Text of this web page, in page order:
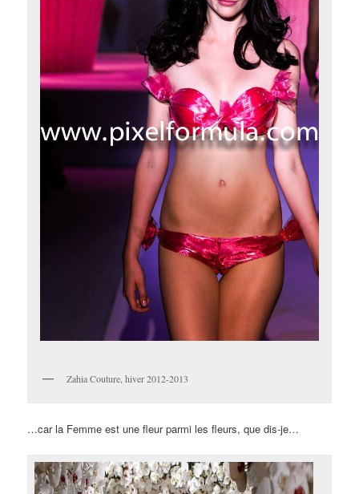
Zahia Couture, hiver 2012-2013
…car la Femme est une fleur parmi les fleurs, que dis-je…